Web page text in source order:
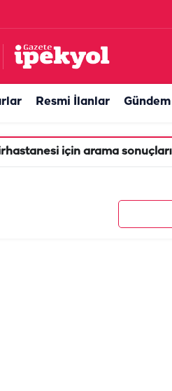
Resmi İlanlar Gündem
için arama sonuçları